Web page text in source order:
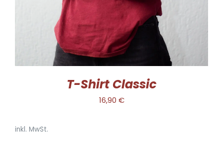
OPTIONEN
KÖNNEN
AUF
DER
PRODUKTSEITE
T-Shirt Classic
16,90 €
inkl. MwSt.